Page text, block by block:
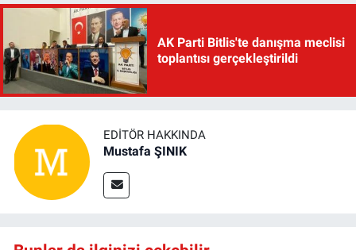
AK Parti Bitlis'te danışma meclisi
toplantısı gerçekleştirildi
EDITÖR HAKKINDA
Mustafa ŞINIK